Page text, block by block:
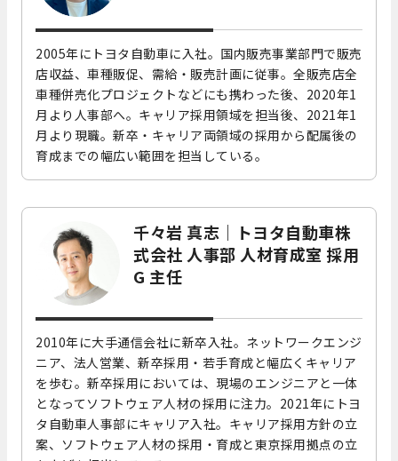
2005年にトヨタ自動車に入社。国内販売事業部門で販売
店収益、車種販促、需給・販売計画に従事。全販売店全
車種併売化プロジェクトなどにも携わった後、2020年1
月より人事部へ。キャリア採用領域を担当後、2021年1
月より現職。新卒・キャリア両領域の採用から配属後の
育成までの幅広い範囲を担当している。
千々岩 真志｜トヨタ自動車株
式会社 人事部 人材育成室 採用
G 主任
2010年に大手通信会社に新卒入社。ネットワークエンジ
ニア、法人営業、新卒採用・若手育成と幅広くキャリア
を歩む。新卒採用においては、現場のエンジニアと一体
となってソフトウェア人材の採用に注力。2021年にトヨ
タ自動車人事部にキャリア入社。キャリア採用方針の立
案、ソフトウェア人材の採用・育成と東京採用拠点の立